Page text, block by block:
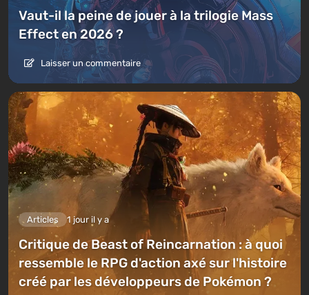
Vaut-il la peine de jouer à la trilogie Mass
Effect en 2026 ?
Laisser un commentaire
Articles 1 jour il y a
Critique de Beast of Reincarnation : à quoi
ressemble le RPG d'action axé sur l'histoire
créé par les développeurs de Pokémon ?